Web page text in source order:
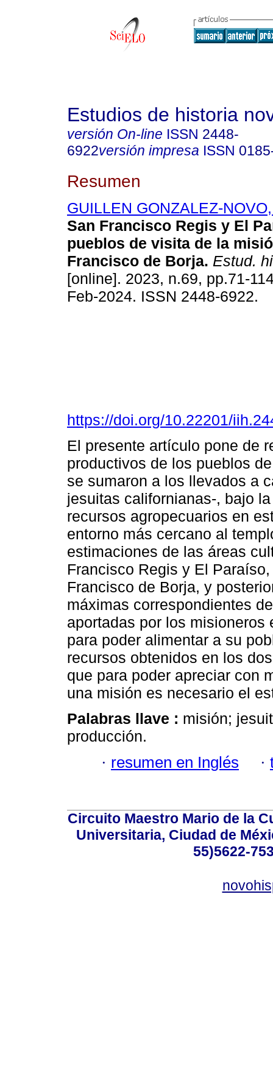
Estudios de historia
versión On-line ISSN 2448-
6922versión impresa ISSN
Resumen
GUILLEN GONZALEZ-
San Francisco Regis y El
pueblos de visita de la
Francisco de Borja. Estud.
[online]. 2023, n.69, pp.71-
Feb-2024. ISSN 2448-6922.
https://doi.org/10.22201/
El presente artículo pone de
productivos de los pueblos
se sumaron a los llevados a
jesuitas californianas-, bajo
recursos agropecuarios en
entorno más cercano al
estimaciones de las áreas
Francisco Regis y El
Francisco de Borja, y
máximas correspondientes
aportadas por los
para poder alimentar a su
recursos obtenidos en los
que para poder apreciar con
una misión es necesario el
Palabras llave : misión;
producción.
· resumen en Inglés ·
Circuito Maestro Mario de la
Universitaria, Ciudad de
55)5622-